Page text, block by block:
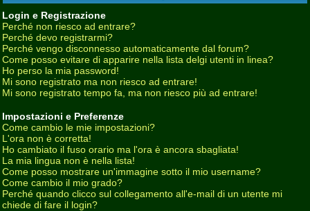
Login e Registrazione
Perché non riesco ad entrare?
Perché devo registrarmi?
Perché vengo disconnesso automaticamente dal forum?
Come posso evitare di apparire nella lista delgi utenti in linea?
Ho perso la mia password!
Mi sono registrato ma non riesco ad entrare!
Mi sono registrato tempo fa, ma non riesco più ad entrare!
Impostazioni e Preferenze
Come cambio le mie impostazioni?
L'ora non è corretta!
Ho cambiato il fuso orario ma l'ora è ancora sbagliata!
La mia lingua non è nella lista!
Come posso mostrare un'immagine sotto il mio username?
Come cambio il mio grado?
Perché quando clicco sul collegamento all'e-mail di un utente mi
chiede di fare il login?